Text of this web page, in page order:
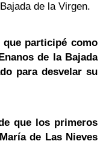
de la Virgen.
que participé como
de la Bajada
para desvelar su
que los primeros
de Las Nieves